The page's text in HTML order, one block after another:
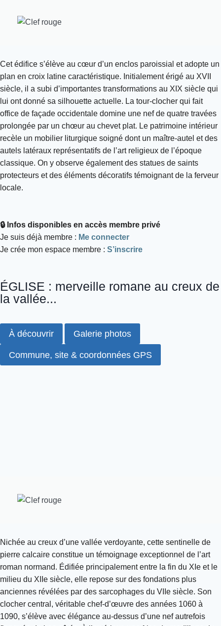
Cet édifice s’élève au cœur d’un enclos paroissial et adopte un
plan en croix latine caractéristique. Initialement érigé au XVII
siècle, il a subi d’importantes transformations au XIX siècle qui
lui ont donné sa silhouette actuelle. La tour-clocher qui fait
office de façade occidentale domine une nef de quatre travées
prolongée par un chœur au chevet plat. Le patrimoine intérieur
recèle un mobilier liturgique soigné dont un maître-autel et des
autels latéraux représentatifs de l’art religieux de l’époque
classique. On y observe également des statues de saints
protecteurs et des éléments décoratifs témoignant de la ferveur
locale.
🔒 Infos disponibles en accès membre privé
Je suis déjà membre : Me connecter
Je crée mon espace membre : S’inscrire
ÉGLISE : merveille romane au creux de
la vallée...
À découvrir Galerie photos
Commune, site & coordonnées GPS
Nichée au creux d’une vallée verdoyante, cette sentinelle de
pierre calcaire constitue un témoignage exceptionnel de l’art
roman normand. Édifiée principalement entre la fin du XIe et le
milieu du XIIe siècle, elle repose sur des fondations plus
anciennes révélées par des sarcophages du VIIe siècle. Son
clocher central, véritable chef-d’œuvre des années 1060 à
1090, s’élève avec élégance au-dessus d’une nef autrefois